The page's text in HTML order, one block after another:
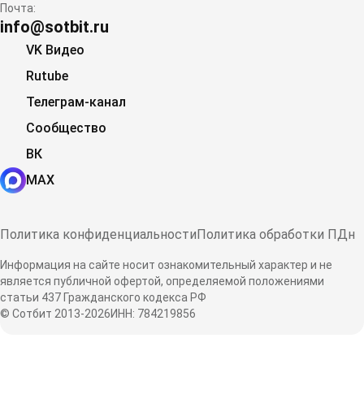
Почта:
info@sotbit.ru
VK Видео
Rutube
Телеграм-канал
Сообщество
ВК
MAX
Политика конфиденциальностиПолитика обработки ПДн
Информация на сайте носит ознакомительный характер и не
является публичной офертой, определяемой положениями
статьи 437 Гражданского кодекса РФ
© Сотбит 2013-2026ИНН: 784219856